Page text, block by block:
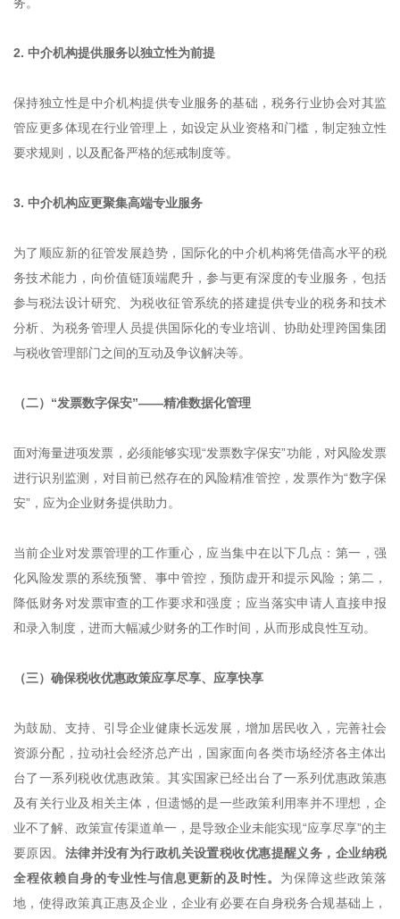
务。
2. 中介机构提供服务以独立性为前提
保持独立性是中介机构提供专业服务的基础，税务行业协会对其监
管应更多体现在行业管理上，如设定从业资格和门槛，制定独立性
要求规则，以及配备严格的惩戒制度等。
3. 中介机构应更聚集高端专业服务
为了顺应新的征管发展趋势，国际化的中介机构将凭借高水平的税
务技术能力，向价值链顶端爬升，参与更有深度的专业服务，包括
参与税法设计研究、为税收征管系统的搭建提供专业的税务和技术
分析、为税务管理人员提供国际化的专业培训、协助处理跨国集团
与税收管理部门之间的互动及争议解决等。
（二）“发票数字保安”——精准数据化管理
面对海量进项发票，必须能够实现“发票数字保安”功能，对风险发票
进行识别监测，对目前已然存在的风险精准管控，发票作为“数字保
安”，应为企业财务提供助力。
当前企业对发票管理的工作重心，应当集中在以下几点：第一，强
化风险发票的系统预警、事中管控，预防虚开和提示风险；第二，
降低财务对发票审查的工作要求和强度；应当落实申请人直接申报
和录入制度，进而大幅减少财务的工作时间，从而形成良性互动。
（三）确保税收优惠政策应享尽享、应享快享
为鼓励、支持、引导企业健康长远发展，增加居民收入，完善社会
资源分配，拉动社会经济总产出，国家面向各类市场经济各主体出
台了一系列税收优惠政策。其实国家已经出台了一系列优惠政策惠
及有关行业及相关主体，但遗憾的是一些政策利用率并不理想，企
业不了解、政策宣传渠道单一，是导致企业未能实现“应享尽享”的主
要原因。 法律并没有为行政机关设置税收优惠提醒义务，企业纳税
全程依赖自身的专业性与信息更新的及时性。 为保障这些政策落
地，使得政策真正惠及企业，企业有必要在自身税务合规基础上，